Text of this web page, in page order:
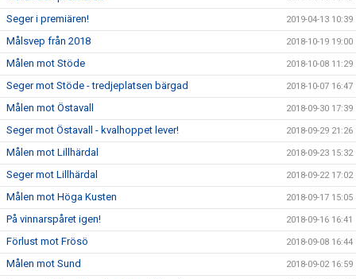
Seger i premiären! 2019-04-13 10:39
Målsvep från 2018 2018-10-19 19:00
Målen mot Stöde 2018-10-08 11:29
Seger mot Stöde - tredjeplatsen bärgad 2018-10-07 16:47
Målen mot Östavall 2018-09-30 17:39
Seger mot Östavall - kvalhoppet lever! 2018-09-29 21:26
Målen mot Lillhärdal 2018-09-23 15:32
Seger mot Lillhärdal 2018-09-22 17:02
Målen mot Höga Kusten 2018-09-17 15:05
På vinnarspåret igen! 2018-09-16 16:41
Förlust mot Frösö 2018-09-08 16:44
Målen mot Sund 2018-09-02 16:59